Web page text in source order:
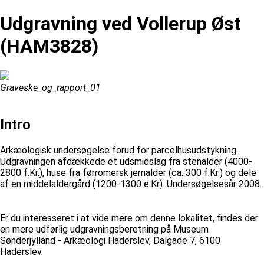
Udgravning ved Vollerup Øst
(HAM3828)
Graveske_og_rapport_01
Intro
Arkæologisk undersøgelse forud for parcelhusudstykning.
Udgravningen afdækkede et udsmidslag fra stenalder (4000-
2800 f.Kr.), huse fra førromersk jernalder (ca. 300 f.Kr.) og dele
af en middelaldergård (1200-1300 e.Kr). Undersøgelsesår 2008.
Er du interesseret i at vide mere om denne lokalitet, findes der
en mere udførlig udgravningsberetning på Museum
Sønderjylland - Arkæologi Haderslev, Dalgade 7, 6100
Haderslev.